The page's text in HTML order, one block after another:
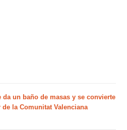
da un baño de masas y se convierte
la Comunitat Valenciana